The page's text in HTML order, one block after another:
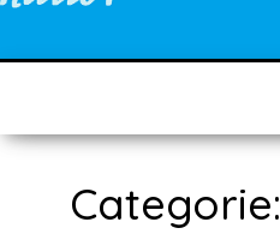
Categorie: